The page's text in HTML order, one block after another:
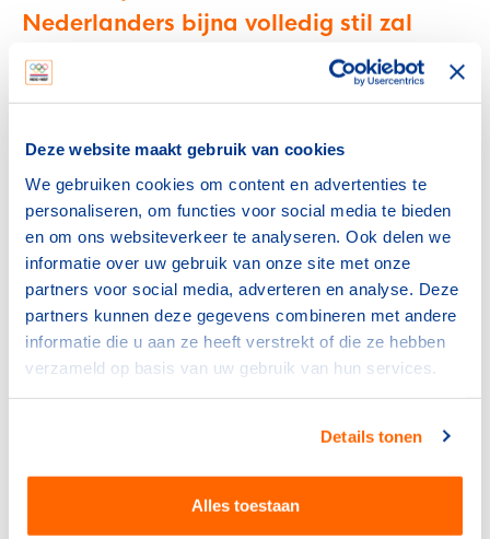
Deze website maakt gebruik van cookies
We gebruiken cookies om content en advertenties te
personaliseren, om functies voor social media te bieden
en om ons websiteverkeer te analyseren. Ook delen we
informatie over uw gebruik van onze site met onze
partners voor social media, adverteren en analyse. Deze
partners kunnen deze gegevens combineren met andere
informatie die u aan ze heeft verstrekt of die ze hebben
verzameld op basis van uw gebruik van hun services.
Details tonen
Alles toestaan
Nederlanders bijna volledig stil zal
vallen
Gerard Dielessen, algemeen directeur
"Maar ook deze sporten kunnen met de invoering van
een avondklok niet langer in de avonduren
plaatsvinden. Terwijl mensen die overdag werken en/of
studeren dit juist vaak in de avond plannen. We
verwachten dan ook dat de sportdeelname in
Nederland de komende periode drastisch keldert. Juist
in deze lockdown-periode levert een actieve gezonde
leefstijl een belangrijke bijdrage aan de weerbaarheid
en gezondheid van de samenleving. De avondklok kan
Nederlandse samenleving hebben, ook op de lange
termijn."